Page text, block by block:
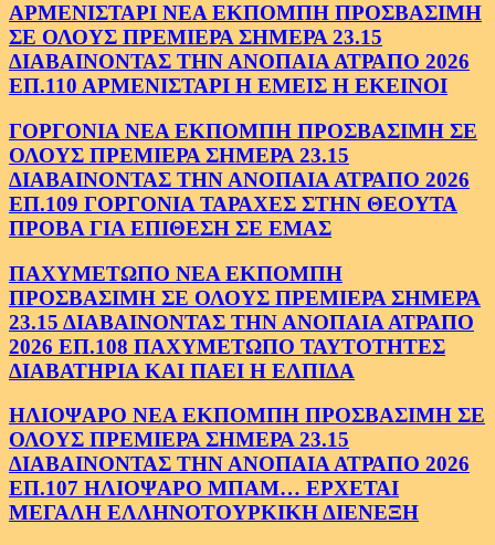
ΑΡΜΕΝΙΣΤΑΡΙ ΝΕΑ ΕΚΠΟΜΠΗ ΠΡΟΣΒΑΣΙΜΗ
ΣΕ ΟΛΟΥΣ ΠΡΕΜΙΕΡΑ ΣΗΜΕΡΑ 23.15
ΔΙΑΒΑΙΝΟΝΤΑΣ ΤΗΝ ΑΝΟΠΑΙΑ ΑΤΡΑΠΟ 2026
ΕΠ.110 ΑΡΜΕΝΙΣΤΑΡΙ Η ΕΜΕΙΣ Η ΕΚΕΙΝΟΙ
ΓΟΡΓΟΝΙΑ ΝΕΑ ΕΚΠΟΜΠΗ ΠΡΟΣΒΑΣΙΜΗ ΣΕ
ΟΛΟΥΣ ΠΡΕΜΙΕΡΑ ΣΗΜΕΡΑ 23.15
ΔΙΑΒΑΙΝΟΝΤΑΣ ΤΗΝ ΑΝΟΠΑΙΑ ΑΤΡΑΠΟ 2026
ΕΠ.109 ΓΟΡΓΟΝΙΑ ΤΑΡΑΧΕΣ ΣΤΗΝ ΘΕΟΥΤΑ
ΠΡΟΒΑ ΓΙΑ ΕΠΙΘΕΣΗ ΣΕ ΕΜΑΣ
ΠΑΧΥΜΕΤΩΠΟ ΝΕΑ ΕΚΠΟΜΠΗ
ΠΡΟΣΒΑΣΙΜΗ ΣΕ ΟΛΟΥΣ ΠΡΕΜΙΕΡΑ ΣΗΜΕΡΑ
23.15 ΔΙΑΒΑΙΝΟΝΤΑΣ ΤΗΝ ΑΝΟΠΑΙΑ ΑΤΡΑΠΟ
2026 ΕΠ.108 ΠΑΧΥΜΕΤΩΠΟ ΤΑΥΤΟΤΗΤΕΣ
ΔΙΑΒΑΤΗΡΙΑ ΚΑΙ ΠΑΕΙ Η ΕΛΠΙΔΑ
ΗΛΙΟΨΑΡΟ ΝΕΑ ΕΚΠΟΜΠΗ ΠΡΟΣΒΑΣΙΜΗ ΣΕ
ΟΛΟΥΣ ΠΡΕΜΙΕΡΑ ΣΗΜΕΡΑ 23.15
ΔΙΑΒΑΙΝΟΝΤΑΣ ΤΗΝ ΑΝΟΠΑΙΑ ΑΤΡΑΠΟ 2026
ΕΠ.107 ΗΛΙΟΨΑΡΟ ΜΠΑΜ… ΕΡΧΕΤΑΙ
ΜΕΓΑΛΗ ΕΛΛΗΝΟΤΟΥΡΚΙΚΗ ΔΙΕΝΕΞΗ